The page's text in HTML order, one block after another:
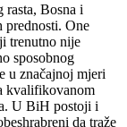
rasta, Bosna i
prednosti. One
trenutno nije
sposobnog
u značajnoj mjeri
kvalifikovanom
U BiH postoji i
da traže